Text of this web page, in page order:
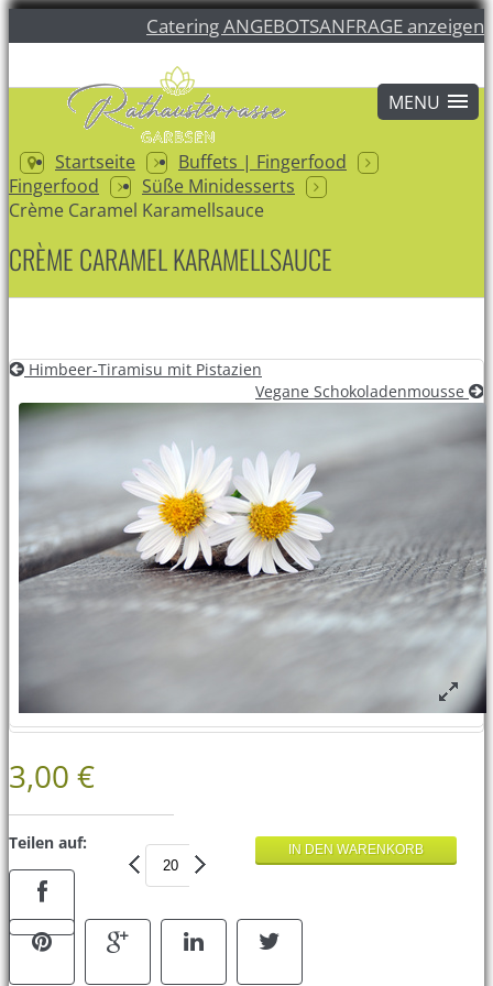
Catering ANGEBOTSANFRAGE anzeigen
Startseite
Buffets | Fingerfood
Fingerfood
Süße Minidesserts
Crème Caramel Karamellsauce
CRÈME CARAMEL KARAMELLSAUCE
Himbeer-Tiramisu mit Pistazien
Vegane Schokoladenmousse
3,00 €
Teilen auf: